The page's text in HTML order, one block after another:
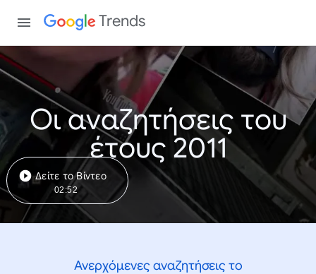
Trends
Οι αναζητήσεις του
έτους 2011
Δείτε το Βίντεο
02:52
Ανερχόμενες αναζητήσεις το